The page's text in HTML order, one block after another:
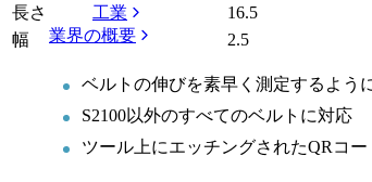
工業
業界の概要
長さ
16.5
幅 2.5
ベルトの伸びを素早く測定するよう
S2100以外のすべてのベルトに対応
ツール上にエッチングされたQRコ